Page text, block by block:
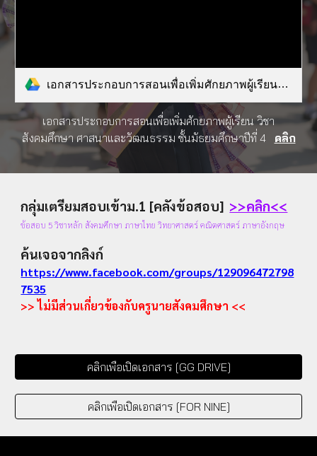
เอกสารประกอบการสอนเพื่อเพิ่มศักยภาพผู้เรียนชั้นมัธยมศึกษาปีที่ ๔.pdf
เอกสารประกอบการสอนเพื่อเพิ่มศักยภาพผู้เรียน วิชา
สังคมศึกษา ศาสนาและวัฒนธรรม ชั้นมัธยมศึกษาปีที่ 4 คลิก
กลุ่มเตรียมสอบเข้าม.1 [คลังข้อสอบ] >>คลิก<<
ข้อสอบ 5 วิชาหลัก สังคมศึกษา ภาษาไทย วิทยาศาสตร์ คณิตศาสตร์ ภาษาอังกฤษ
ค้นเจอจากลิงก์
https://www.facebook.com/groups/129096472798
7535
>> ไม่มีส่วนเกี่ยวข้องกับครูนายสังคมศึกษา <<
คลิกเพื่อเปิดเอกสาร [GG DRIVE]
คลิกเพื่อเปิดเอกสาร [FOR NINE]